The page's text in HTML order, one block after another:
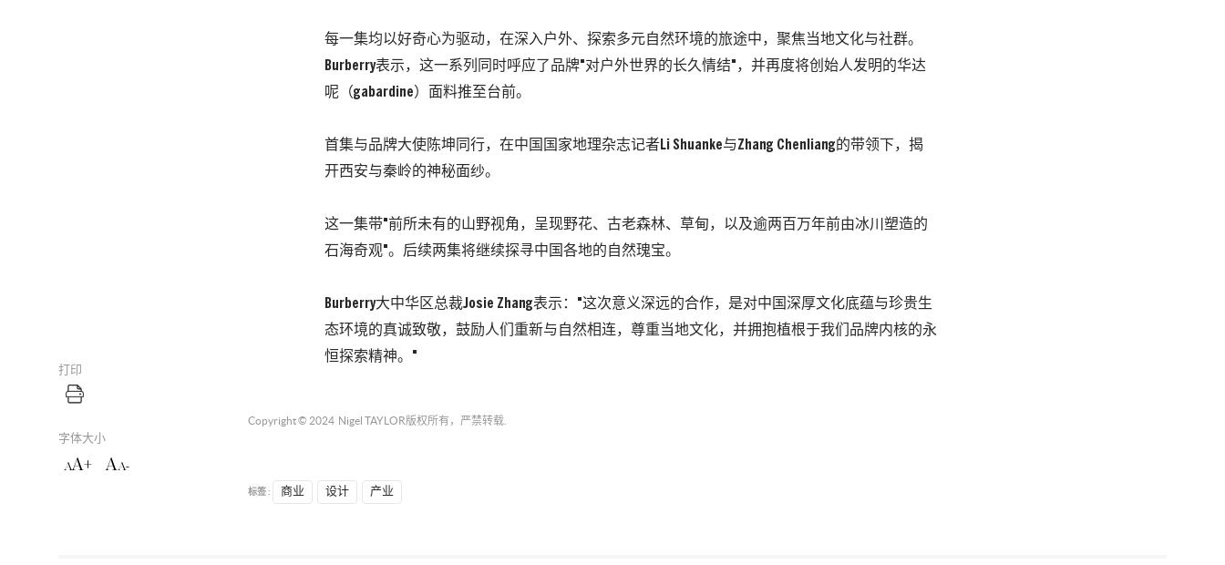
打印
字体大小
AA+ AA-
每一集均以好奇心为驱动，在深入户外、探索多元自然环境的旅途中，聚焦当地文化与社群。
Burberry表示，这一系列同时呼应了品牌"对户外世界的长久情结"，并再度将创始人发明的华达
呢（gabardine）面料推至台前。
首集与品牌大使陈坤同行，在中国国家地理杂志记者Li Shuanke与Zhang Chenliang的带领下，揭
开西安与秦岭的神秘面纱。
这一集带"前所未有的山野视角，呈现野花、古老森林、草甸，以及逾两百万年前由冰川塑造的
石海奇观"。后续两集将继续探寻中国各地的自然瑰宝。
Burberry大中华区总裁Josie Zhang表示："这次意义深远的合作，是对中国深厚文化底蕴与珍贵生
态环境的真诚致敬，鼓励人们重新与自然相连，尊重当地文化，并拥抱植根于我们品牌内核的永
恒探索精神。"
Copyright © 2024 Nigel TAYLOR 版权所有，严禁转载.
标签 : 商业 设计 产业